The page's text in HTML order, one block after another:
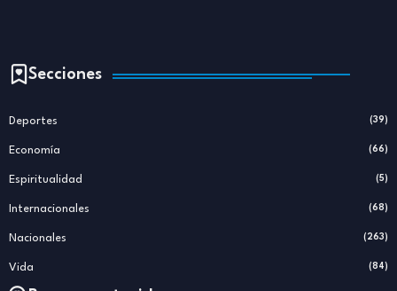
Secciones
Deportes (39)
Economía (66)
Espiritualidad (5)
Internacionales (68)
Nacionales (263)
Vida (84)